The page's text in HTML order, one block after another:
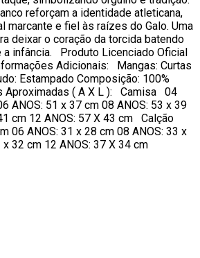
reforçam a identidade atleticana,
marcante e fiel às raízes do Galo. Uma
deixar o coração da torcida batendo
infância. Produto Licenciado Oficial
Adicionais: Mangas: Curtas
Estampado Composição: 100%
( A X L ): Camisa 04
ANOS: 51 x 37 cm 08 ANOS: 53 x 39
cm 12 ANOS: 57 X 43 cm Calção
06 ANOS: 31 x 28 cm 08 ANOS: 33 x
32 cm 12 ANOS: 37 X 34 cm